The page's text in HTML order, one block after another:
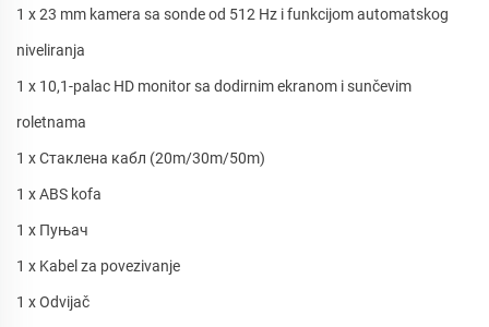
1 x 23 mm kamera sa sonde od 512 Hz i funkcijom automatskog
niveliranja
1 x 10,1-palac HD monitor sa dodirnim ekranom i sunčevim
roletnama
1 x Стаклена кабл (20m/30m/50m)
1 x ABS kofa
1 x Пуњач
1 x Kabel za povezivanje
1 x Odvijač